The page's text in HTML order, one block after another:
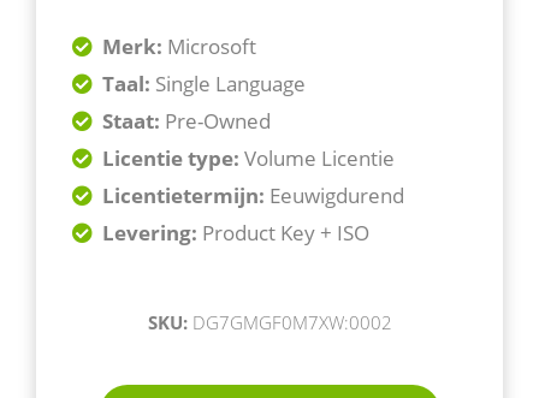
Merk: Microsoft
Taal: Single Language
Staat: Pre-Owned
Licentie type: Volume Licentie
Licentietermijn: Eeuwigdurend
Levering: Product Key + ISO
SKU:DG7GMGF0M7XW:0002